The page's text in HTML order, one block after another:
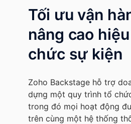
Tối ưu vận
nâng cao
chức sự kiện
Zoho Backstage hỗ trợ
dựng một quy trình tổ
trong đó mọi hoạt động
trên cùng một hệ thống